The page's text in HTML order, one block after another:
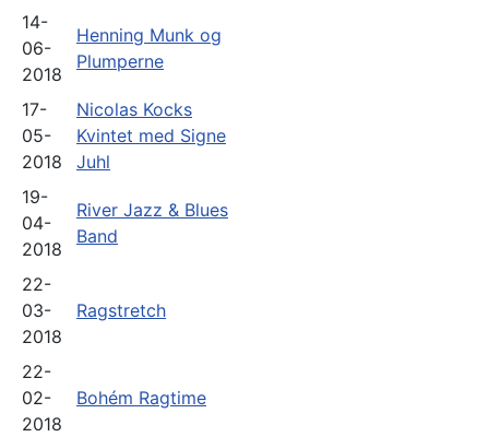
14-
06-
2018
Henning Munk og
Plumperne
17-
05-
2018
Nicolas Kocks
Kvintet med Signe
Juhl
19-
04-
2018
River Jazz & Blues
Band
22-
03-
2018
Ragstretch
22-
02-
2018
Bohém Ragtime